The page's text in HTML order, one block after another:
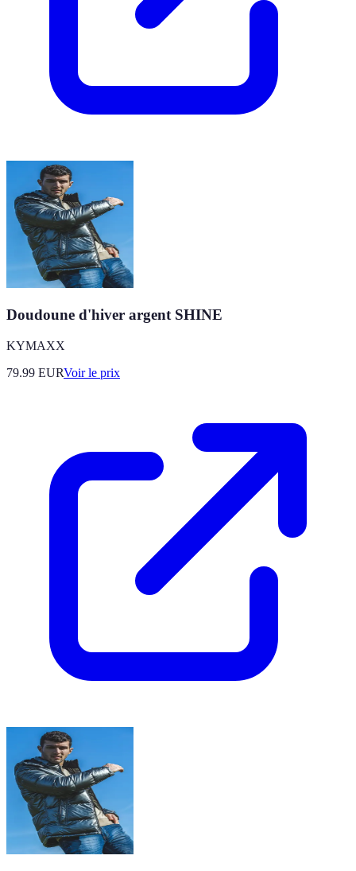
Doudoune d'hiver argent SHINE
KYMAXX
79.99 EURVoir le prix